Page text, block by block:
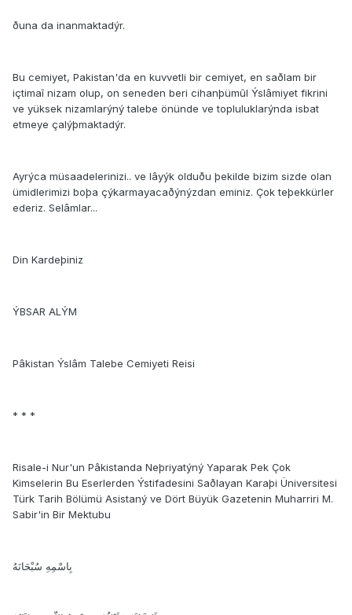
ðuna da inanmaktadýr.
Bu cemiyet, Pakistan'da en kuvvetli bir cemiyet, en saðlam bir
içtimaî nizam olup, on seneden beri cihanþümûl Ýslâmiyet fikrini
ve yüksek nizamlarýný talebe önünde ve topluluklarýnda isbat
etmeye çalýþmaktadýr.
Ayrýca müsaadelerinizi.. ve lâyýk olduðu þekilde bizim sizde olan
ümidlerimizi boþa çýkarmayacaðýnýzdan eminiz. Çok teþekkürler
ederiz. Selâmlar...
Din Kardeþiniz
ÝBSAR ALÝM
Pâkistan Ýslâm Talebe Cemiyeti Reisi
* * *
Risale-i Nur'un Pâkistanda Neþriyatýný Yaparak Pek Çok
Kimselerin Bu Eserlerden Ýstifadesini Saðlayan Karaþi Üniversitesi
Türk Tarih Bölümü Asistaný ve Dört Büyük Gazetenin Muharriri M.
Sabir'in Bir Mektubu
بِاسْمِهِ سُبْحَانَهُ